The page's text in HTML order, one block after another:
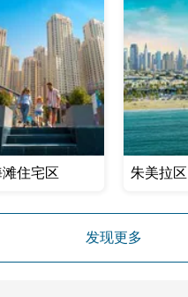
住宅区 朱美拉区
发现更多